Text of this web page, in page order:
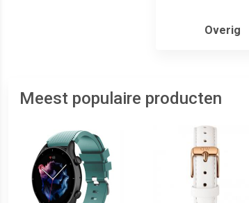
Overig
Meest populaire producten